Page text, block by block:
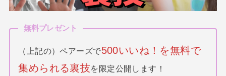
無料プレゼント
（上記の）ペアーズで500いいね！を無料で
集められる裏技を限定公開します！